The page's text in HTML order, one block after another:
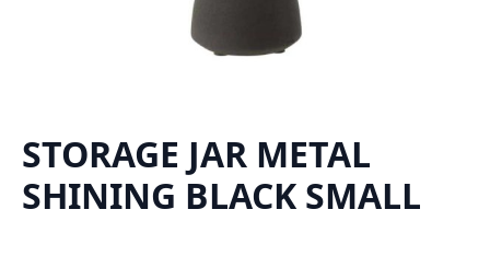
STORAGE JAR METAL
SHINING BLACK SMALL